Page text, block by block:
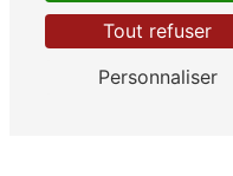
Tout refuser
Personnaliser